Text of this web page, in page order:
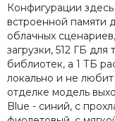
Конфигурации
встроенной памяти
облачных
загрузки, 512 ГБ
библиотек, а 1 ТБ
локально и не
отделке модель
Blue - синий, с